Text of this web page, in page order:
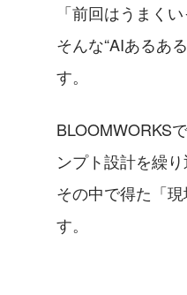
「前回はうまく
そんな“AIあるあ
す。
BLOOMWORKS
ンプト設計を繰り
その中で得た「
す。